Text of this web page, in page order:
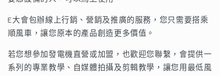
E大會包辦線上行銷、營銷及推廣的服務，您只需要搭乘
順風車，讓您原本的產品創造更多價值。
若您想參加發電機直營或加盟，也歡迎您聯繫，會提供一
系列的專業教學、自媒體拍攝及剪輯教學，讓您用最低風